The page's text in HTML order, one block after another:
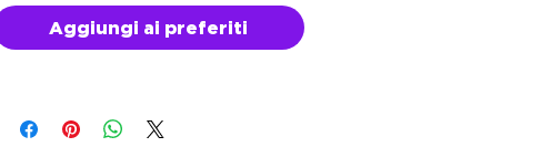
Aggiungi ai preferiti